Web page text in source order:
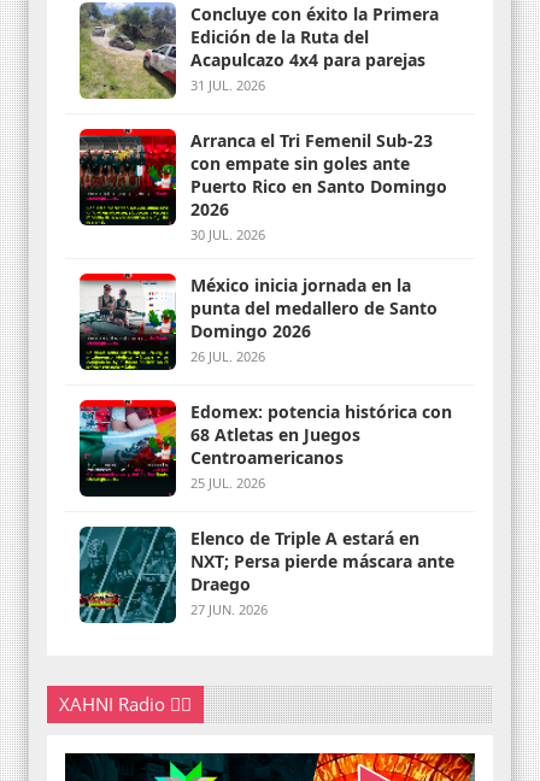
Concluye con éxito la Primera
Edición de la Ruta del
Acapulcazo 4x4 para parejas
31 JUL. 2026
Arranca el Tri Femenil Sub-23
con empate sin goles ante
Puerto Rico en Santo Domingo
2026
30 JUL. 2026
México inicia jornada en la
punta del medallero de Santo
Domingo 2026
26 JUL. 2026
Edomex: potencia histórica con
68 Atletas en Juegos
Centroamericanos
25 JUL. 2026
Elenco de Triple A estará en
NXT; Persa pierde máscara ante
Draego
27 JUN. 2026
XAHNI Radio 👇🏽